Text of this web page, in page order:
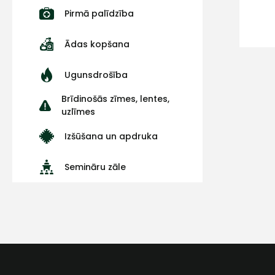
Pirmā palīdzība
Ādas kopšana
Ugunsdrošība
Brīdinošās zīmes, lentes,
uzlīmes
Izšūšana un apdruka
Semināru zāle